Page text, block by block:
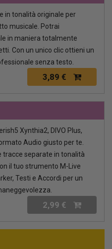
in tonalità originale per
musicale. Potrai
in maniera totalmente
Con un unico clic ottieni un
senza testo.
3,89 €
Xynthia2, DIVO Plus,
Audio giusto per te.
tracce separate in tonalità
il tuo strumento M-Live
Testi e Accordi per un
2,99 €